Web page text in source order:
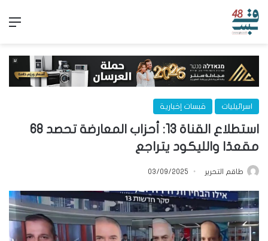
اسرائيليات قبسات إخبارية
استطلاع القناة 13: أحزاب المعارضة تحصد 68
مقعدًا والليكود يتراجع
طاقم التحرير 03/09/2025